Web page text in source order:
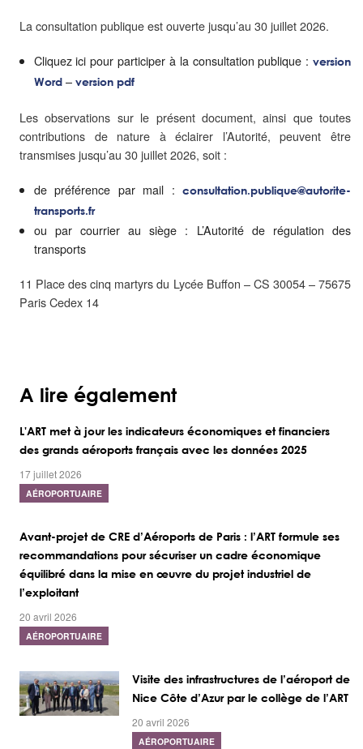
La consultation publique est ouverte jusqu’au 30 juillet 2026.
Cliquez ici pour participer à la consultation publique : version
Word– version pdf
Les observations sur le présent document, ainsi que toutes
contributions de nature à éclairer l’Autorité, peuvent être
transmises jusqu’au 30 juillet 2026, soit :
de préférence par mail :
consultation.publique@autorite-
transports.fr
ou par courrier au siège : L’Autorité de régulation des
transports
11 Place des cinq martyrs du Lycée Buffon – CS 30054 – 75675
Paris Cedex 14
A lire également
L'ART met à jour les indicateurs économiques et financiers
des grands aéroports français avec les données 2025
17 juillet 2026
AÉROPORTUAIRE
Avant-projet de CRE d’Aéroports de Paris : l’ART formule ses
recommandations pour sécuriser un cadre économique
équilibré dans la mise en œuvre du projet industriel de
l’exploitant
20 avril 2026
AÉROPORTUAIRE
Visite des infrastructures de l’aéroport de
Nice Côte d’Azur par le collège de l’ART
20 avril 2026
AÉROPORTUAIRE